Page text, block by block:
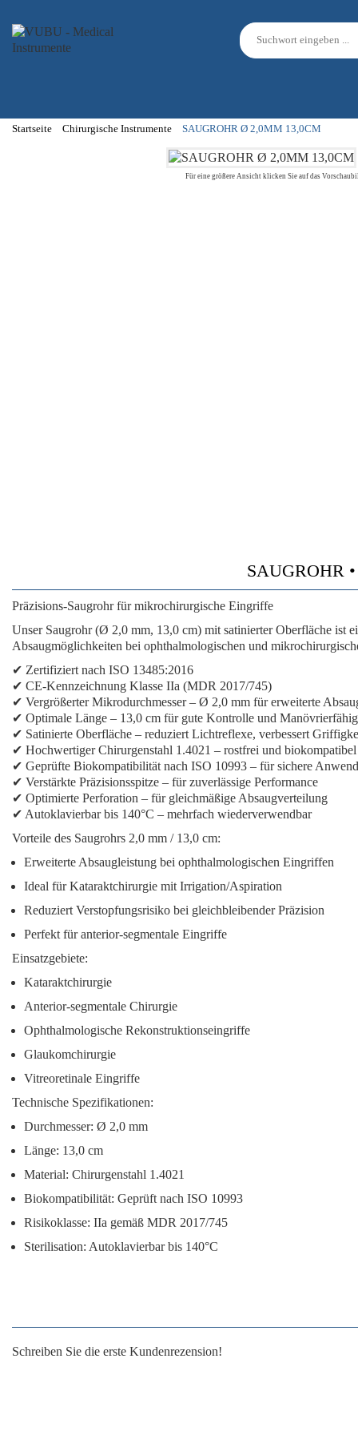
Startseite Chirurgische Instrumente SAUGROHR Ø 2,0MM 13,0CM
Für eine größere Ansicht klicken Sie auf das
SAUGROHR
Präzisions-Saugrohr für mikrochirurgische Eingriffe
Unser Saugrohr (Ø 2,0 mm, 13,0 cm) mit satinierter Oberfläche ist
Absaugmöglichkeiten bei ophthalmologischen und
✔ Zertifiziert nach ISO 13485:2016
✔ CE-Kennzeichnung Klasse IIa (MDR 2017/745)
✔ Vergrößerter Mikrodurchmesser – Ø 2,0 mm für erweiterte
✔ Optimale Länge – 13,0 cm für gute Kontrolle und
✔ Satinierte Oberfläche – reduziert Lichtreflexe, verbessert
✔ Hochwertiger Chirurgenstahl 1.4021 – rostfrei und biokompatibel
✔ Geprüfte Biokompatibilität nach ISO 10993 – für sichere
✔ Verstärkte Präzisionsspitze – für zuverlässige Performance
✔ Optimierte Perforation – für gleichmäßige Absaugverteilung
✔ Autoklavierbar bis 140°C – mehrfach wiederverwendbar
Vorteile des Saugrohrs 2,0 mm / 13,0 cm:
Erweiterte Absaugleistung bei ophthalmologischen Eingriffen
Ideal für Kataraktchirurgie mit Irrigation/Aspiration
Reduziert Verstopfungsrisiko bei gleichbleibender Präzision
Perfekt für anterior-segmentale Eingriffe
Einsatzgebiete:
Kataraktchirurgie
Anterior-segmentale Chirurgie
Ophthalmologische Rekonstruktionseingriffe
Glaukomchirurgie
Vitreoretinale Eingriffe
Technische Spezifikationen:
Durchmesser: Ø 2,0 mm
Länge: 13,0 cm
Material: Chirurgenstahl 1.4021
Biokompatibilität: Geprüft nach ISO 10993
Risikoklasse: IIa gemäß MDR 2017/745
Sterilisation: Autoklavierbar bis 140°C
Schreiben Sie die erste Kundenrezension!